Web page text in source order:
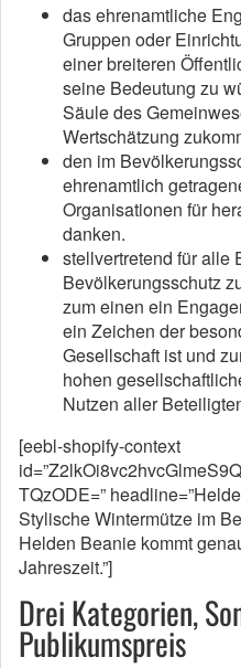
das ehrenamtliche
Gruppen oder
einer breiteren
seine Bedeutung zu
Säule des
Wertschätzung
den im
ehrenamtlich
Organisationen für
danken.
stellvertretend für alle
Bevölkerungsschutz
zum einen ein
ein Zeichen der
Gesellschaft ist und
hohen
Nutzen aller
[eebl-shopify-context
TQzODE=”
Stylische Wintermütze im
Helden Beanie kommt
Jahreszeit.”]
Drei Kategorien,
Publikumspreis